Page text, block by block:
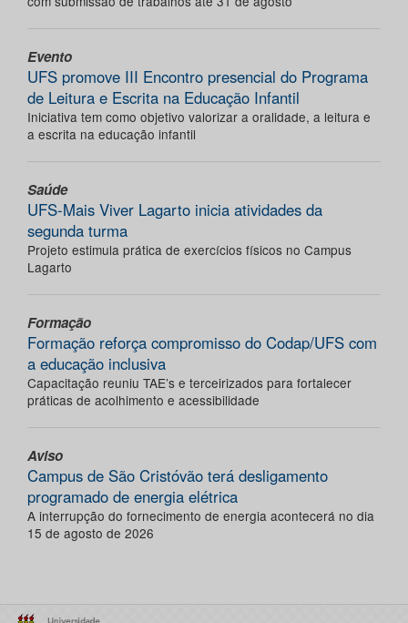
Evento
UFS promove III Encontro presencial do Programa
de Leitura e Escrita na Educação Infantil
Iniciativa tem como objetivo valorizar a oralidade, a leitura e
a escrita na educação infantil
Saúde
UFS-Mais Viver Lagarto inicia atividades da
segunda turma
Projeto estimula prática de exercícios físicos no Campus
Lagarto
Formação
Formação reforça compromisso do Codap/UFS com
a educação inclusiva
Capacitação reuniu TAE’s e terceirizados para fortalecer
práticas de acolhimento e acessibilidade
Aviso
Campus de São Cristóvão terá desligamento
programado de energia elétrica
A interrupção do fornecimento de energia acontecerá no dia
15 de agosto de 2026